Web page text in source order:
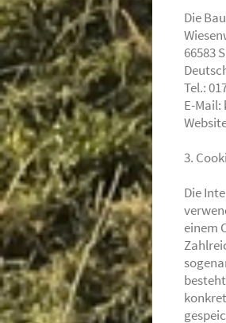
Die
66583
Tel.:
E-
3.
Die
einem